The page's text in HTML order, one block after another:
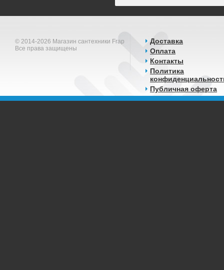
© 2014-2026 Магазин сантехники Frap
Все права защищены
Доставка
Оплата
Контакты
Политика
Публичная оферта